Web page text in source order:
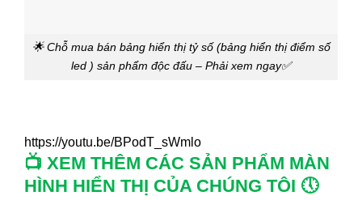
🌟 Chỗ mua bán bảng hiển thị tỷ số (bảng hiển thị điểm số
led ) sản phẩm độc đấu – Phải xem ngay✅
https://youtu.be/BPodT_sWmlo
📺 XEM THÊM CÁC SẢN PHẨM MÀN
HÌNH HIỂN THỊ CỦA CHÚNG TÔI 🕔